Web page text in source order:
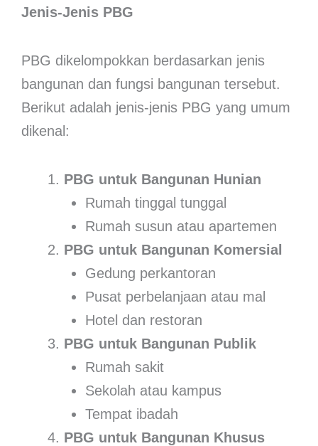
Jenis-Jenis PBG
PBG dikelompokkan berdasarkan jenis
bangunan dan fungsi bangunan tersebut.
Berikut adalah jenis-jenis PBG yang umum
dikenal:
PBG untuk Bangunan Hunian
Rumah tinggal tunggal
Rumah susun atau apartemen
PBG untuk Bangunan Komersial
Gedung perkantoran
Pusat perbelanjaan atau mal
Hotel dan restoran
PBG untuk Bangunan Publik
Rumah sakit
Sekolah atau kampus
Tempat ibadah
PBG untuk Bangunan Khusus